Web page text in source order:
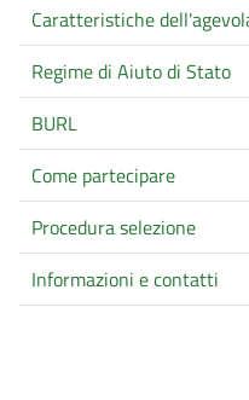
Caratteristiche
Regime di Aiuto di Stato
BURL
Come partecipare
Procedura selezione
Informazioni e contatti